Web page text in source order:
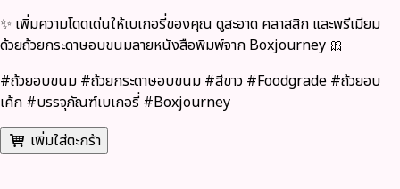
✨ เพิ่มความโดดเด่นให้เบเกอรี่ของคุณ ดูสะอาด คลาสสิก และพรีเมียม
ด้วยถ้วยกระดาษอบขนมลายหนังสือพิมพ์จาก Boxjourney 🎀
#ถ้วยอบขนม #ถ้วยกระดาษอบขนม #สีขาว #Foodgrade #ถ้วยอบ
เค้ก #บรรจุภัณฑ์เบเกอรี่ #Boxjourney
เพิ่มใส่ตะกร้า